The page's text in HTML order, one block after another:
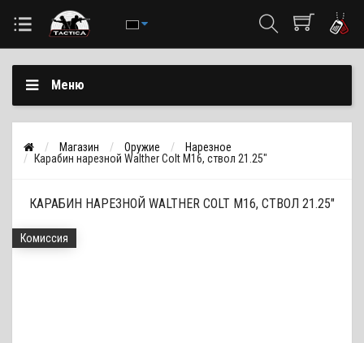
Меню
Магазин Оружие
Нарезное
Карабин нарезной Walther Colt М16, ствол 21.25"
КАРАБИН НАРЕЗНОЙ WALTHER COLT М16, СТВОЛ 21.25"
Комиссия